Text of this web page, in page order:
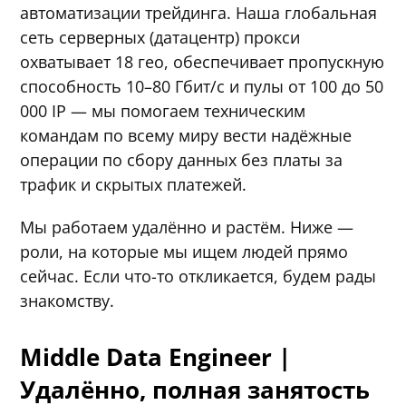
автоматизации трейдинга. Наша глобальная
сеть серверных (датацентр) прокси
охватывает 18 гео, обеспечивает пропускную
способность 10–80 Гбит/с и пулы от 100 до 50
000 IP — мы помогаем техническим
командам по всему миру вести надёжные
операции по сбору данных без платы за
трафик и скрытых платежей.
Мы работаем удалённо и растём. Ниже —
роли, на которые мы ищем людей прямо
сейчас. Если что-то откликается, будем рады
знакомству.
Middle Data Engineer |
Удалённо, полная занятость